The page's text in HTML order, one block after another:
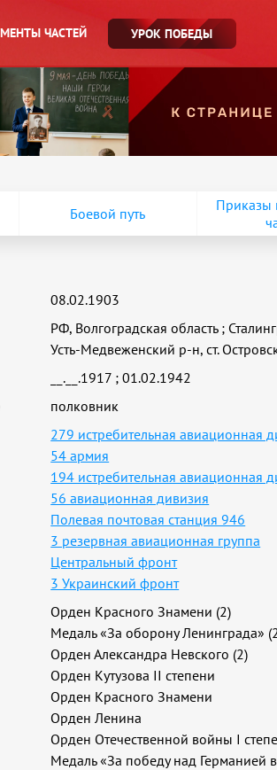
ЧАСТЕЙ УРОК ПОБЕДЫ
Боевой путь
Приказы
08.02.1903
РФ, Волгоградская область;
Усть-Медвеженский р-н, ст.
__.__.1917 ;01.02.1942
полковник
279 истребительная авиационная
54 армия
194 истребительная авиационная
56 авиационная дивизия
Полевая почтовая станция 946
3 резервная авиационная группа
Центральный фронт
3 Украинский фронт
Орден Красного Знамени (2)
Медаль «За оборону Ленинграда»
Орден Александра Невского (2)
Орден Кутузова II степени
Орден Красного Знамени
Орден Ленина
Орден Отечественной войны I
Медаль «За победу над Германией